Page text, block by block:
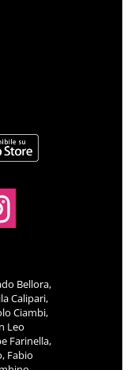
Bellora,
Calipari,
Ciambi,
Leo
Farinella,
Fabio